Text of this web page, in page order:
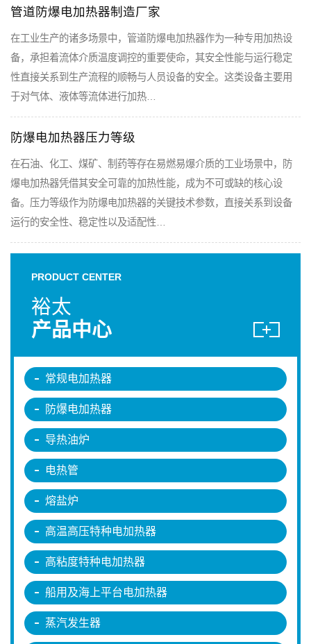
管道防爆电加热器制造厂家
在工业生产的诸多场景中，管道防爆电加热器作为一种专用加热设
备，承担着流体介质温度调控的重要使命，其安全性能与运行稳定
性直接关系到生产流程的顺畅与人员设备的安全。这类设备主要用
于对气体、液体等流体进行加热…
防爆电加热器压力等级
在石油、化工、煤矿、制药等存在易燃易爆介质的工业场景中，防
爆电加热器凭借其安全可靠的加热性能，成为不可或缺的核心设
备。压力等级作为防爆电加热器的关键技术参数，直接关系到设备
运行的安全性、稳定性以及适配性…
PRODUCT CENTER
裕太
产品中心
常规电加热器
防爆电加热器
导热油炉
电热管
熔盐炉
高温高压特种电加热器
高粘度特种电加热器
船用及海上平台电加热器
蒸汽发生器